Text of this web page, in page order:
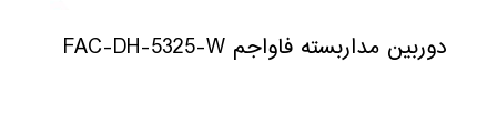
دوربین مداربسته فاواجم FAC-DH-5325-W